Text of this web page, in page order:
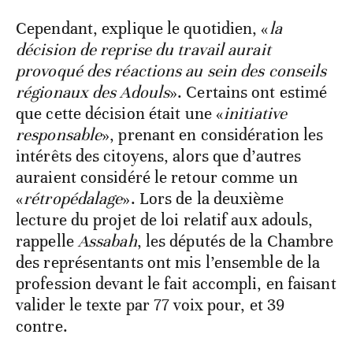
Cependant, explique le quotidien, «la
décision de reprise du travail aurait
provoqué des réactions au sein des conseils
régionaux des Adouls». Certains ont estimé
que cette décision était une «initiative
responsable», prenant en considération les
intérêts des citoyens, alors que d’autres
auraient considéré le retour comme un
«rétropédalage». Lors de la deuxième
lecture du projet de loi relatif aux adouls,
rappelleAssabah, les députés de la Chambre
des représentants ont mis l’ensemble de la
profession devant le fait accompli, en faisant
valider le texte par 77 voix pour, et 39
contre.